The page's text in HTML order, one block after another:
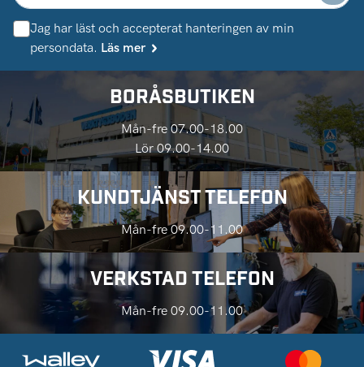
Jag har läst och accepterat hanteringen av min
persondata. Läs mer
BORÅSBUTIKEN
Mån-fre 07.00-18.00
Lör 09.00-14.00
KUNDTJÄNST TELEFON
Mån-fre 09.00-11.00
VERKSTAD TELEFON
Mån-fre 09.00-11.00